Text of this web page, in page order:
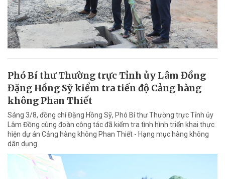
Phó Bí thư Thường trực Tỉnh ủy Lâm Đồng
Đặng Hồng Sỹ kiểm tra tiến độ Cảng hàng
không Phan Thiết
Sáng 3/8, đồng chí Đặng Hồng Sỹ, Phó Bí thư Thường trực Tỉnh ủy
Lâm Đồng cùng đoàn công tác đã kiểm tra tình hình triển khai thực
hiện dự án Cảng hàng không Phan Thiết - Hạng mục hàng không
dân dụng.